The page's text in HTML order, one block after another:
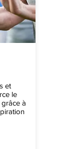
et
le
à